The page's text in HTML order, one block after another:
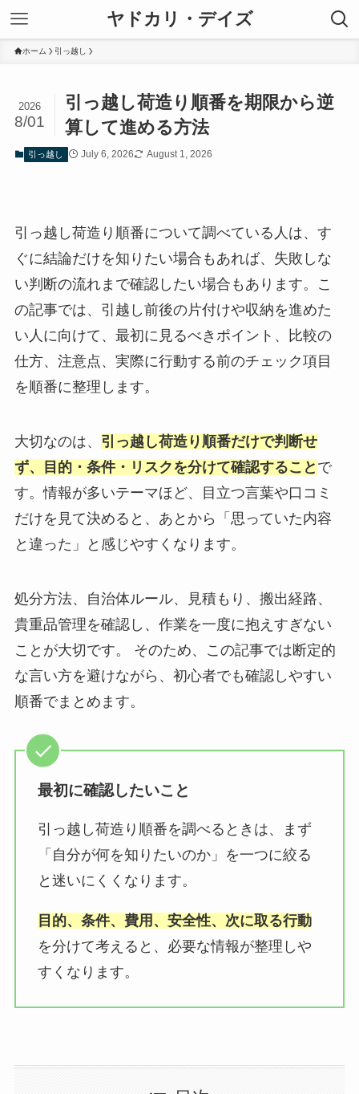
ヤドカリ・デイズ
ホーム 引っ越し
引っ越し荷造り順番を期限から逆
算して進める方法
2026
8/01
引っ越し July 6, 2026 August 1, 2026
引っ越し荷造り順番について調べている人は、す
ぐに結論だけを知りたい場合もあれば、失敗しな
い判断の流れまで確認したい場合もあります。こ
の記事では、引越し前後の片付けや収納を進めた
い人に向けて、最初に見るべきポイント、比較の
仕方、注意点、実際に行動する前のチェック項目
を順番に整理します。
大切なのは、 引っ越し荷造り順番だけで判断せ
ず、目的・条件・リスクを分けて確認すること で
す。情報が多いテーマほど、目立つ言葉や口コミ
だけを見て決めると、あとから「思っていた内容
と違った」と感じやすくなります。
処分方法、自治体ルール、見積もり、搬出経路、
貴重品管理を確認し、作業を一度に抱えすぎない
ことが大切です。 そのため、この記事では断定的
な言い方を避けながら、初心者でも確認しやすい
順番でまとめます。
最初に確認したいこと
引っ越し荷造り順番を調べるときは、まず
「自分が何を知りたいのか」を一つに絞る
と迷いにくくなります。
目的、条件、費用、安全性、次に取る行動
を分けて考えると、必要な情報が整理しや
すくなります。